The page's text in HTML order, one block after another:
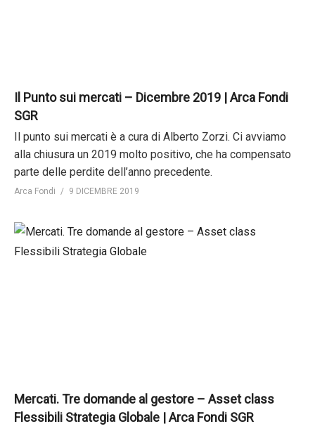
Il Punto sui mercati – Dicembre 2019 | Arca Fondi
SGR
Il punto sui mercati è a cura di Alberto Zorzi. Ci avviamo
alla chiusura un 2019 molto positivo, che ha compensato
parte delle perdite dell’anno precedente.
Arca Fondi 9 DICEMBRE 2019
Mercati. Tre domande al gestore – Asset class
Flessibili Strategia Globale | Arca Fondi SGR